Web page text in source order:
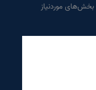
بخش‌های موردنیاز